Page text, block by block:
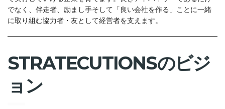
でなく、伴走者、励まし手そして「良い会社を作る」ことに一緒
に取り組む協力者・友として経営者を支えます。
STRATECUTIONSのビジ
ョン